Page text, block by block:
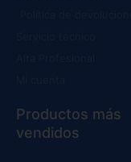
Productos más
vendidos